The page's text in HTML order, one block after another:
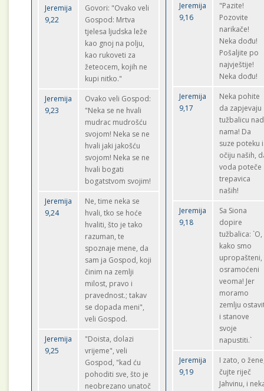
Jeremija
9,22
Govori: "Ovako veli
Gospod: Mrtva
tjelesa ljudska leže
kao gnoj na polju,
kao rukoveti za
žeteocem, kojih ne
kupi nitko."
Jeremija
9,23
Ovako veli Gospod:
"Neka se ne hvali
mudrac mudrošću
svojom! Neka se ne
hvali jaki jakošću
svojom! Neka se ne
hvali bogati
bogatstvom svojim!
Jeremija
9,24
Ne, time neka se
hvali, tko se hoće
hvaliti, što je tako
razuman, te
spoznaje mene, da
sam ja Gospod, koji
činim na zemlji
milost, pravo i
pravednost.; takav
se dopada meni",
veli Gospod.
Jeremija
9,25
"Doista, dolazi
vrijeme", veli
Gospod, "kad ću
pohoditi sve, što je
neobrezano unatoč
Jeremija
9,16
"Pazite!
Pozovite
narikače!
Neka dođu!
Pošaljite po
najvještije!
Neka dođu!
Jeremija
9,17
Neka pohite
da zapjevaju
tužbalicu nad
nama! Da
suze poteku
očiju naših,
voda poteče
trepavica
naših!
Jeremija
9,18
Sa Siona
dopire
tužbalica: `O,
kako smo
upropašteni,
osramoćeni
veoma! Jer
moramo
zemlju
i stanove
svoje
napustiti.`
Jeremija
9,19
I zato, o
čujte riječ
Jahvinu, i